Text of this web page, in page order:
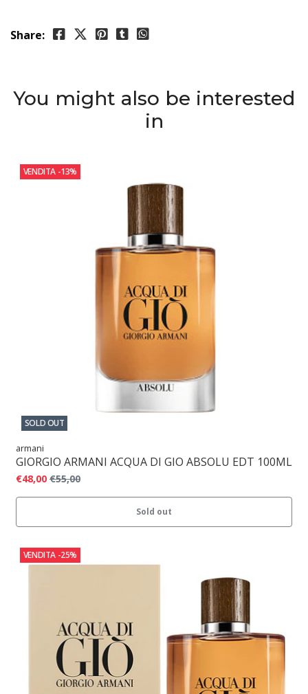
Share:
You might also be interested
in
VENDITA -13%
SOLD OUT
armani
GIORGIO ARMANI ACQUA DI GIO ABSOLU EDT 100ML
€48,00 €55,00
Sold out
VENDITA -25%